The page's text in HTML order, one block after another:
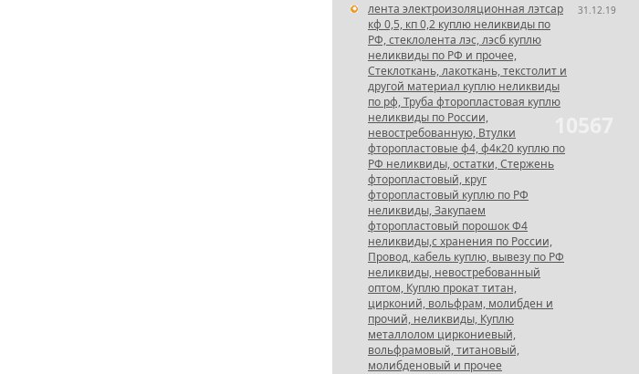
31.12.19
лента электроизоляционная лэтсар
кф 0,5, кп 0,2 куплю неликвиды по
РФ, стеклолента лэс, лэсб куплю
неликвиды по РФ и прочее,
Стеклоткань, лакоткань, текстолит и
другой материал куплю неликвиды
по рф, Труба фторопластовая куплю
неликвиды по России,
невостребованную, Втулки
фторопластовые ф4, ф4к20 куплю по
РФ неликвиды, остатки, Стержень
фторопластовый, круг
фторопластовый куплю по РФ
неликвиды, Закупаем
фторопластовый порошок Ф4
неликвиды,с хранения по России,
Провод, кабель куплю, вывезу по РФ
неликвиды, невостребованный
оптом, Куплю прокат титан,
цирконий, вольфрам, молибден и
прочий, неликвиды, Куплю
металлолом циркониевый,
вольфрамовый, титановый,
молибденовый и прочее